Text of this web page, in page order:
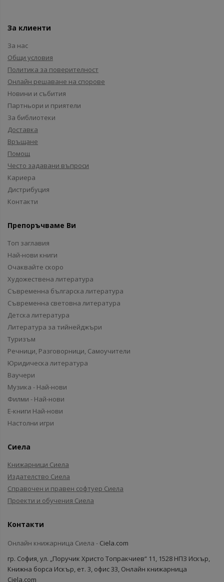
За клиенти
За нас
Общи условия
Политика за поверителност
Онлайн решаване на спорове
Новини и събития
Партньори и приятели
За библиотеки
Доставка
Връщане
Помощ
Често задавани въпроси
Кариера
Дистрибуция
Контакти
Препоръчваме Ви
Топ заглавия
Най-нови книги
Очаквайте скоро
Художествена литература
Съвременна българска литература
Съвременна световна литература
Детска литература
Литература за тийнейджъри
Туризъм
Речници, Разговорници, Самоучители
Юридическа литература
Ваучери
Музика - Най-нови
Филми - Най-нови
Е-книги Най-нови
Настолни игри
Сиела
Книжарници Сиела
Издателство Сиела
Справочен и правен софтуер Сиела
Проекти и обучения Сиела
Контакти
Онлайн книжарница Сиела - Ciela.com
гр. София, ул. „Поручик Христо Топракчиев“ 11, 1528 НПЗ Искър,
Книжна борса Искър, ет. 3, офис 33, Онлайн книжарница
Ciela.com